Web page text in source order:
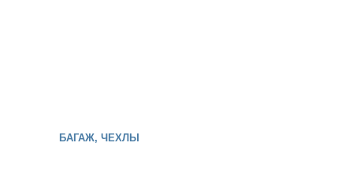
БАГАЖ, ЧЕХЛЫ